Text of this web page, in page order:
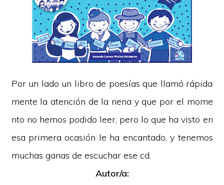
Por un lado un libro de poesías que llamó rápida
mente la atención de la nena y que por el mome
nto no hemos podido leer, pero lo que ha visto en
esa primera ocasión le ha encantado, y tenemos
muchas ganas de escuchar ese cd.
Autor/a: